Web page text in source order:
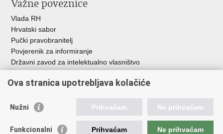
Važne poveznice
Vlada RH
Hrvatski sabor
Pučki pravobranitelj
Povjerenik za informiranje
Državni zavod za intelektualno vlasništvo
HAKOM
Ostale poveznice
Hrvatski audiovizualni centar
Ova stranica upotrebljava kolačiće
Nužni Prihvaćam Ne prihvaćam
Funkcionalni Prihvaćam Ne prihvaćam